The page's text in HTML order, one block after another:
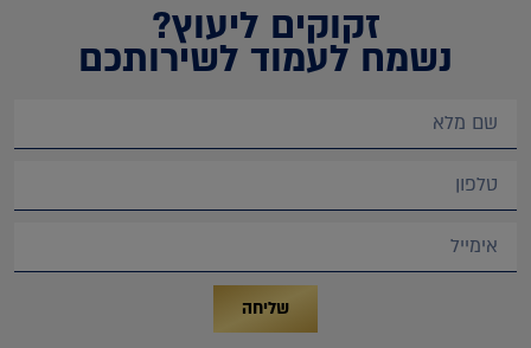
זקוקים ליעוץ?
נשמח לעמוד לשירותכם
שליחה